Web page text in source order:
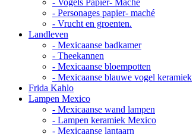
- Personages papier- maché
- Vrucht en groenten.
Landleven
- Mexicaanse badkamer
- Theekannen
- Mexicaanse bloempotten
- Mexicaanse blauwe vogel keramiek
Frida Kahlo
Lampen Mexico
- Mexicaanse wand lampen
- Lampen keramiek Mexico
- Mexicaanse lantaarn